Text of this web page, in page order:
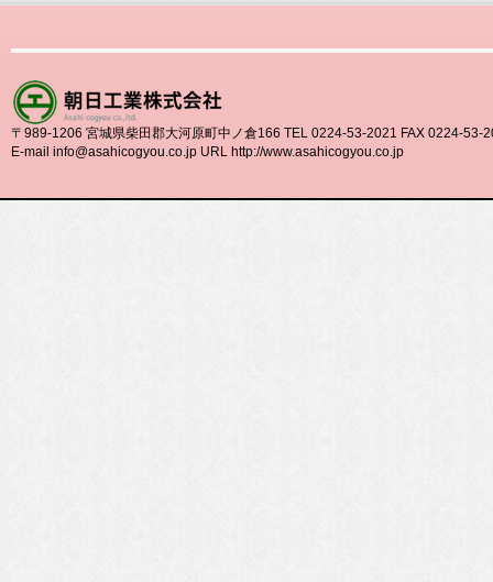
〒989-1206 宮城県柴田郡大河原町中ノ倉166 TEL 0224-53-2021 FAX 0224-53-
E-mail info@asahicogyou.co.jp URL http://www.asahicogyou.co.jp